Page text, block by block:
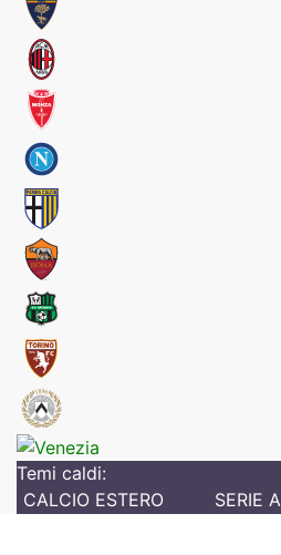
Temi caldi:
CALCIO ESTERO
SERIE A